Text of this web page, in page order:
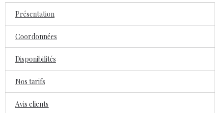
Présentation
Coordonnées
Disponibilités
Nos tarifs
Avis clients